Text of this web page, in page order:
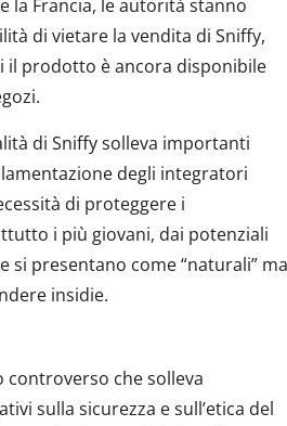
la Francia, le autorità stanno
di vietare la vendita di Sniffy,
il prodotto è ancora disponibile
di Sniffy solleva importanti
degli integratori
di proteggere i
i più giovani, dai potenziali
si presentano come “naturali” ma
insidie.
che solleva
sulla sicurezza e sull’etica del